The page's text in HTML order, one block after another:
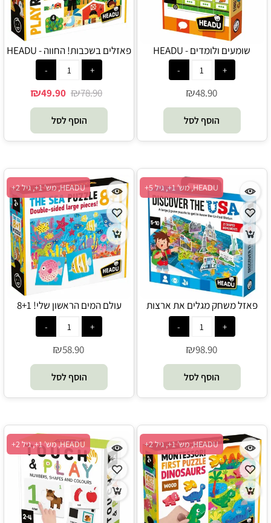
שומעים ולומדים - HEADU
₪48.90
הוסף לסל
פאזלים בשכבות! החווה - HEADU
₪78.90
₪49.90
הוסף לסל
HEADU, מש' 1+, גיל 5+
פאזל משחק מגלים את ארצות
הברית - HEADU
₪98.90
הוסף לסל
HEADU, מש' 1+, גיל 2+
עולם המים הראשון שלי! 8+1
פאזלים ראשונים - HEADU
₪58.90
הוסף לסל
HEADU, מש' 1+, גיל 2+ HEADU, מש' 1+, גיל 2+